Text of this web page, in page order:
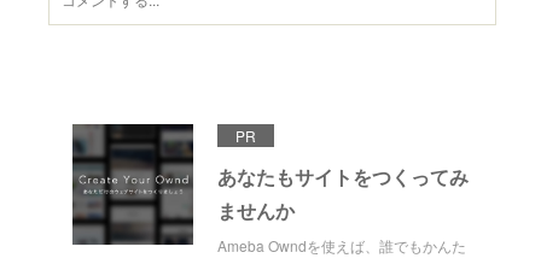
PR
あなたもサイトをつくってみ
ませんか
Ameba Owndを使えば、誰でもかんた